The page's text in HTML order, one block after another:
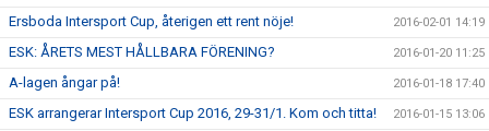
Ersboda Intersport Cup, återigen ett rent nöje! 2016-02-01 14:19
ESK: ÅRETS MEST HÅLLBARA FÖRENING? 2016-01-20 11:25
A-lagen ångar på! 2016-01-18 17:40
ESK arrangerar Intersport Cup 2016, 29-31/1. Kom och titta! 2016-01-15 13:06